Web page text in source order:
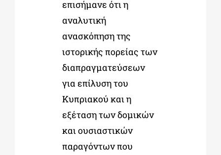
επισήμανε ότι η
αναλυτική
ανασκόπηση της
ιστορικής πορείας των
διαπραγματεύσεων
για επίλυση του
Κυπριακού και η
εξέταση των δομικών
και ουσιαστικών
παραγόντων που